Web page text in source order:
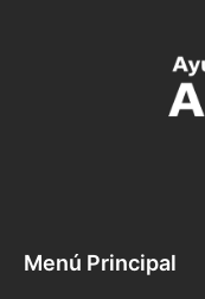
Menú Principal